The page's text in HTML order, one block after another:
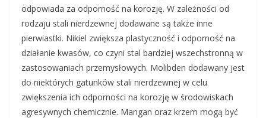
odpowiada za odporność na korozję. W zależności od
rodzaju stali nierdzewnej dodawane są także inne
pierwiastki. Nikiel zwiększa plastyczność i odporność na
działanie kwasów, co czyni stal bardziej wszechstronną w
zastosowaniach przemysłowych. Molibden dodawany jest
do niektórych gatunków stali nierdzewnej w celu
zwiększenia ich odporności na korozję w środowiskach
agresywnych chemicznie. Mangan oraz krzem mogą być